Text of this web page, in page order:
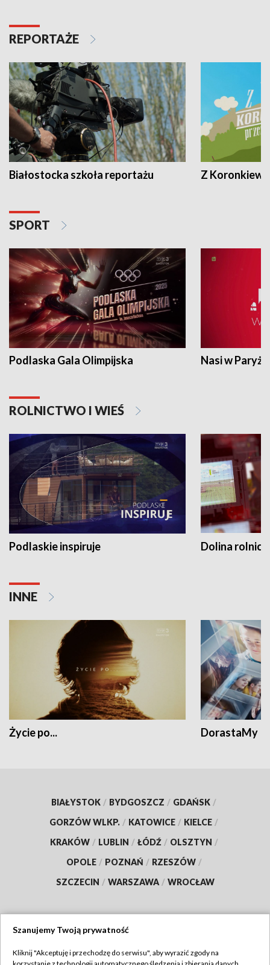
REPORTAŻE
Białostocka szkoła reportażu Z
SPORT
Podlaska Gala Olimpijska Nasi w Paryżu
ROLNICTWO I WIEŚ
Podlaskie inspiruje Dolina
INNE
Życie po... DorastaMy
BIAŁYSTOK / BYDGOSZCZ / GDAŃSK /
GORZÓW WLKP. / KATOWICE / KIELCE /
KRAKÓW / LUBLIN / ŁÓDŹ / OLSZTYN /
OPOLE / POZNAŃ / RZESZÓW /
SZCZECIN / WARSZAWA / WROCŁAW
Szanujemy Twoją prywatność
Kliknij "Akceptuję i przechodzę do serwisu", aby wyrazić zgody na